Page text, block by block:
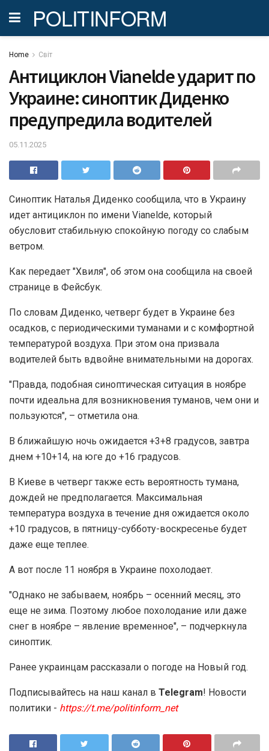
POLITINFORM
Home Світ
Антициклон Vianelde ударит по
Украине: синоптик Диденко
предупредила водителей
05.11.2025
Синоптик Наталья Диденко сообщила, что в Украину
идет антициклон по имени Vianelde, который
обусловит стабильную спокойную погоду со слабым
ветром.
Как передает "Хвиля", об этом она сообщила на своей
странице в Фейсбук.
По словам Диденко, четверг будет в Украине без
осадков, с периодическими туманами и с комфортной
температурой воздуха. При этом она призвала
водителей быть вдвойне внимательными на дорогах.
"Правда, подобная синоптическая ситуация в ноябре
почти идеальна для возникновения туманов, чем они и
пользуются", – отметила она.
В ближайшую ночь ожидается +3+8 градусов, завтра
днем ​​+10+14, на юге до +16 градусов.
В Киеве в четверг также есть вероятность тумана,
дождей не предполагается. Максимальная
температура воздуха в течение дня ожидается около
+10 градусов, в пятницу-субботу-воскресенье будет
даже еще теплее.
А вот после 11 ноября в Украине похолодает.
"Однако не забываем, ноябрь – осенний месяц, это
еще не зима. Поэтому любое похолодание или даже
снег в ноябре – явление временное", – подчеркнула
синоптик.
Ранее украинцам рассказали о погоде на Новый год.
Подписывайтесь на наш канал в Telegram! Новости
политики - https://t.me/politinform_net